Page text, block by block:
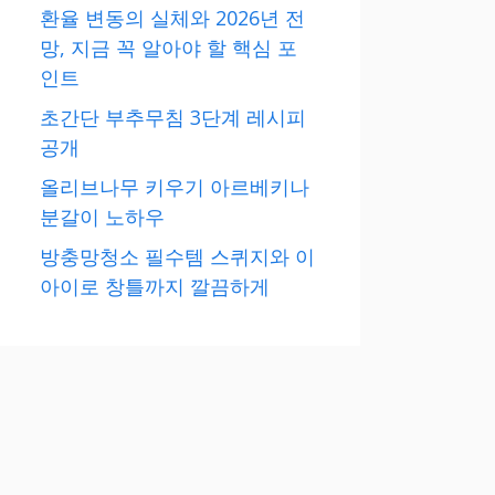
환율 변동의 실체와 2026년 전
망, 지금 꼭 알아야 할 핵심 포
인트
초간단 부추무침 3단계 레시피
공개
올리브나무 키우기 아르베키나
분갈이 노하우
방충망청소 필수템 스퀴지와 이
아이로 창틀까지 깔끔하게